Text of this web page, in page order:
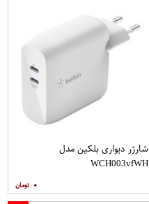
شارژر دیواری بلکین مدل
WCH003vfWH
۰